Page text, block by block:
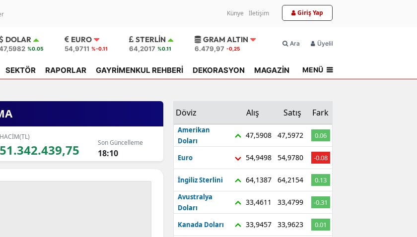
Künye İletişim Giriş Yap
DOLAR
%0.05
EURO
54,9711 %-0.11
STERLIN
64,2017 %0.11
GRAM ALTIN
6.479,97 -0,25
Ara Üyelik
SEKTÖR RAPORLAR GAYRİMENKUL REHBERİ DEKORASYON MAGAZİN TOPLU KONUT
MENÜ
HACİM(TL)
51.342.439,75 Son Güncelleme
18:10
Döviz Alış Satış Fark
Amerikan
Doları
47,5908 47,5972 0.06
Euro 54,9498 54,9780 -0.08
İngiliz Sterlini 64,1387 64,2154
0.13
Avustralya
Doları
33,4611 33,4799 -0.31
Kanada Doları 33,9457 33,9623 0.01